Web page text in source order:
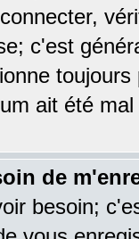
c'est
ait été
de
besoin;